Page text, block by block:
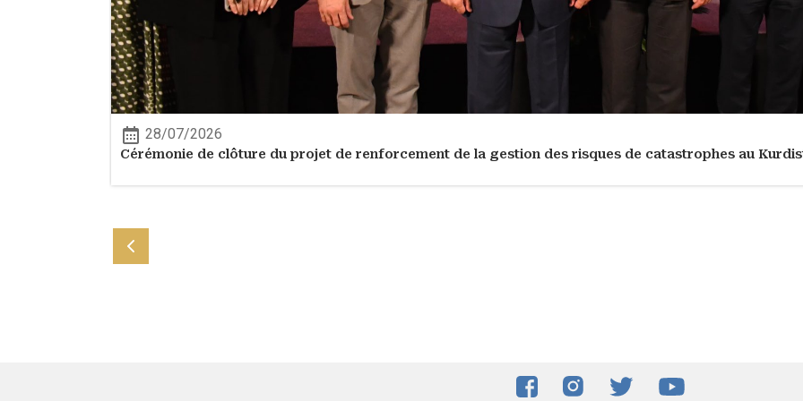
28/07/2026
Cérémonie de clôture du projet de renforcement de la gestion des risques de catastrophes au